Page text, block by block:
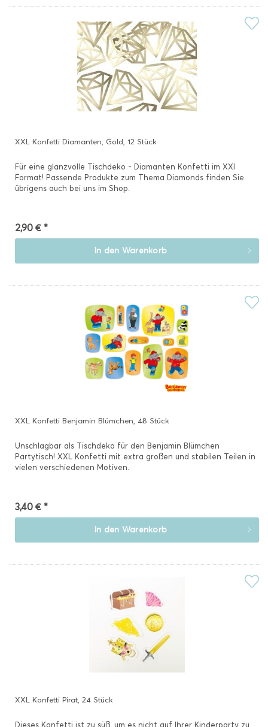
XXL Konfetti Diamanten, Gold, 12 Stück
Für eine glanzvolle Tischdeko - Diamanten Konfetti im XXl
Format! Passende Produkte zum Thema Diamonds finden Sie
übrigens auch bei uns im Shop.
2,90 € *
In den Warenkorb
XXL Konfetti Benjamin Blümchen, 48 Stück
Unschlagbar als Tischdeko für den Benjamin Blümchen
Partytisch! XXL Konfetti mit extra großen und stabilen Teilen in
vielen verschiedenen Motiven.
3,40 € *
In den Warenkorb
XXL Konfetti Pirat, 24 Stück
Dieses Konfetti ist zu süß, um es nicht auf Ihrer Kinderparty zu